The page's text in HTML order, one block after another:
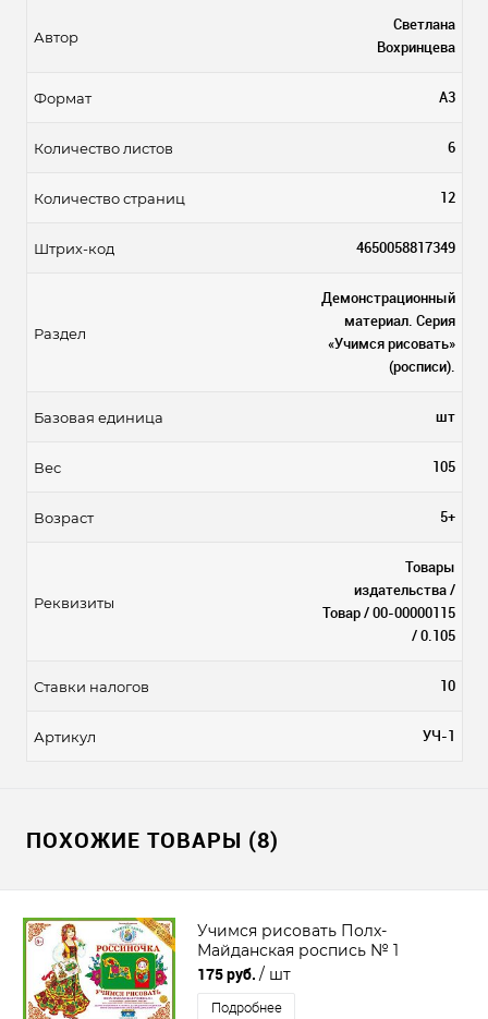
Автор
Светлана
Вохринцева
Формат А3
Количество листов 6
Количество страниц 12
Штрих-код 4650058817349
Раздел
Демонстрационный
материал. Серия
«Учимся рисовать»
(росписи).
Базовая единица шт
Вес 105
Возраст 5+
Реквизиты
Товары
издательства /
Товар / 00-00000115
/ 0.105
Ставки налогов 10
Артикул УЧ-1
ПОХОЖИЕ ТОВАРЫ (8)
Учимся рисовать Полх-
Майданская роспись № 1
175 руб. / шт
Подробнее